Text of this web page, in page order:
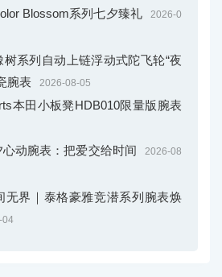
Blossom系列七夕臻礼 2026-0
系列自动上链浮动式陀飞轮“夜
腕表
2026-08-05
本田小板凳HDB010限量版腕表
动腕表：把爱交给时间 2026-08
无界｜泰格豪雅竞潜系列腕表焕
04